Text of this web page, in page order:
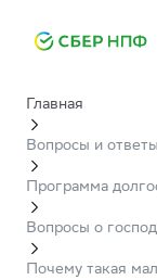
Главная
Вопросы и ответы
Программа
Вопросы о
Почему такая